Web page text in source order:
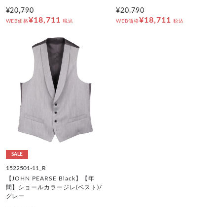
¥20,790
WEB価格¥18,711 税込
¥20,790
WEB価格¥18,711 税込
SALE
1522501-11_R
【JOHN PEARSE Black】【年
間】ショールカラージレ(ベスト)/
グレー